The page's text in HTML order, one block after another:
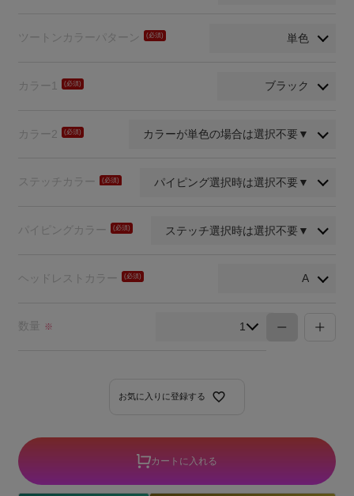
ツートンカラーパターン
カラー1
カラー2
ステッチカラー
パイピングカラー
ヘッドレストカラー
お気に入りに登録する
数量 ※
カートに入れる